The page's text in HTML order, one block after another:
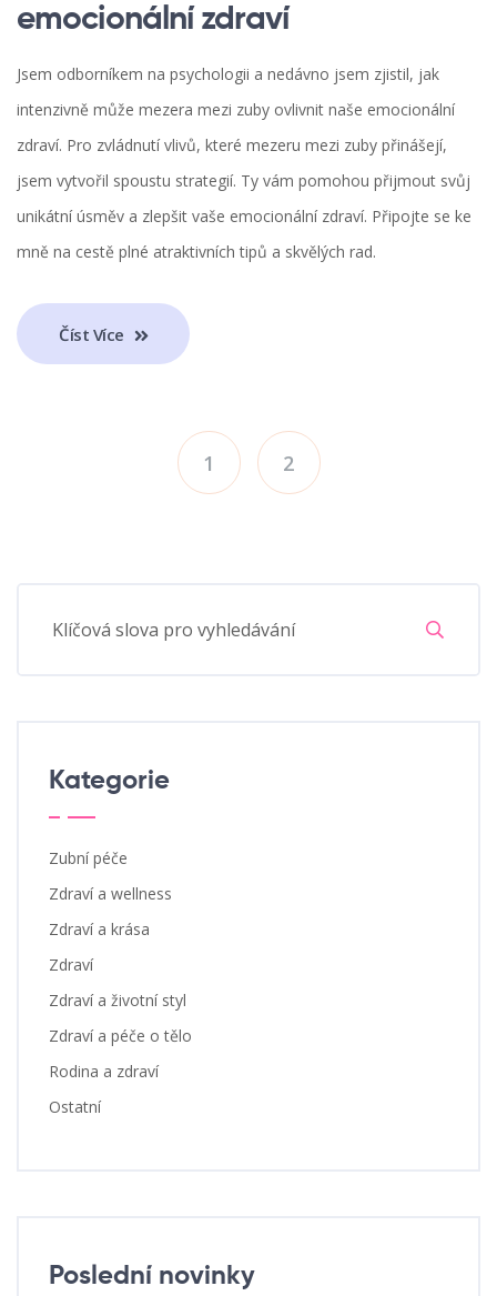
emocionální zdraví
Jsem odborníkem na psychologii a nedávno jsem zjistil, jak
intenzivně může mezera mezi zuby ovlivnit naše emocionální
zdraví. Pro zvládnutí vlivů, které mezeru mezi zuby přinášejí,
jsem vytvořil spoustu strategií. Ty vám pomohou přijmout svůj
unikátní úsměv a zlepšit vaše emocionální zdraví. Připojte se ke
mně na cestě plné atraktivních tipů a skvělých rad.
Číst Více
1 2
Kategorie
Zubní péče
Zdraví a wellness
Zdraví a krása
Zdraví
Zdraví a životní styl
Zdraví a péče o tělo
Rodina a zdraví
Ostatní
Poslední novinky